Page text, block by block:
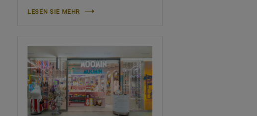
LESEN SIE MEHR